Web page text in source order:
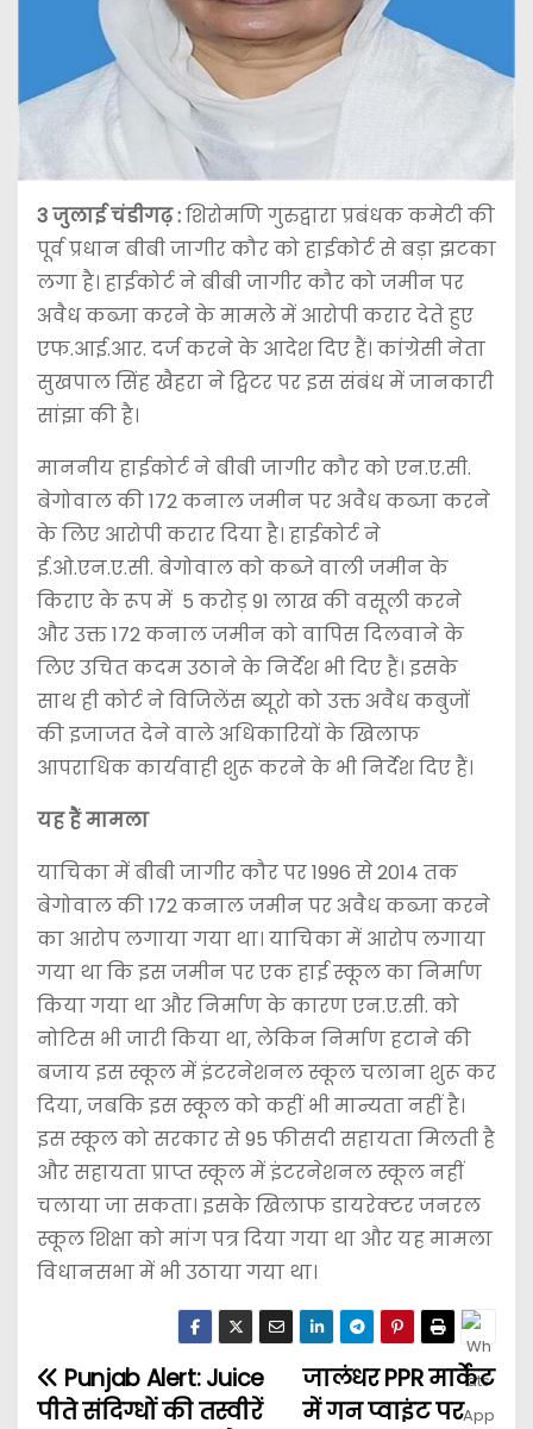
3 जुलाई चंडीगढ़ :शिरोमणि गुरुद्वारा प्रबंधक कमेटी की
पूर्व प्रधान बीबी जागीर कौर को हाईकोर्ट से बड़ा झटका
लगा है। हाईकोर्ट ने बीबी जागीर कौर को जमीन पर
अवैध कब्जा करने के मामले में आरोपी करार देते हुए
एफ.आई.आर. दर्ज करने के आदेश दिए हैं। कांग्रेसी नेता
सुखपाल सिंह खैहरा ने ट्विटर पर इस संबंध में जानकारी
सांझा की है।
माननीय हाईकोर्ट ने बीबी जागीर कौर को एन.ए.सी.
बेगोवाल की 172 कनाल जमीन पर अवैध कब्जा करने
के लिए आरोपी करार दिया है। हाईकोर्ट ने
ई.ओ.एन.ए.सी. बेगोवाल को कब्जे वाली जमीन के
किराए के रूप में 5 करोड़ 91 लाख की वसूली करने
और उक्त 172 कनाल जमीन को वापिस दिलवाने के
लिए उचित कदम उठाने के निर्देश भी दिए हैं। इसके
साथ ही कोर्ट ने विजिलेंस ब्यूरो को उक्त अवैध कबुजों
की इजाजत देने वाले अधिकारियों के खिलाफ
आपराधिक कार्यवाही शुरू करने के भी निर्देश दिए हैं।
यह हैं मामला
याचिका में बीबी जागीर कौर पर 1996 से 2014 तक
बेगोवाल की 172 कनाल जमीन पर अवैध कब्जा करने
का आरोप लगाया गया था। याचिका में आरोप लगाया
गया था कि इस जमीन पर एक हाई स्कूल का निर्माण
किया गया था और निर्माण के कारण एन.ए.सी. को
नोटिस भी जारी किया था, लेकिन निर्माण हटाने की
बजाय इस स्कूल में इंटरनेशनल स्कूल चलाना शुरू कर
दिया, जबकि इस स्कूल को कहीं भी मान्यता नहीं है।
इस स्कूल को सरकार से 95 फीसदी सहायता मिलती है
और सहायता प्राप्त स्कूल में इंटरनेशनल स्कूल नहीं
चलाया जा सकता। इसके खिलाफ डायरेक्टर जनरल
स्कूल शिक्षा को मांग पत्र दिया गया था और यह मामला
विधानसभा में भी उठाया गया था।
जालंधर PPR मार्केट
में गन प्वाइंट पर
Punjab Alert: Juice
पीते संदिग्धों की तस्वीरें